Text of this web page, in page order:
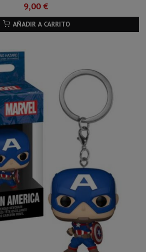
9,00 €
AÑADIR A CARRITO